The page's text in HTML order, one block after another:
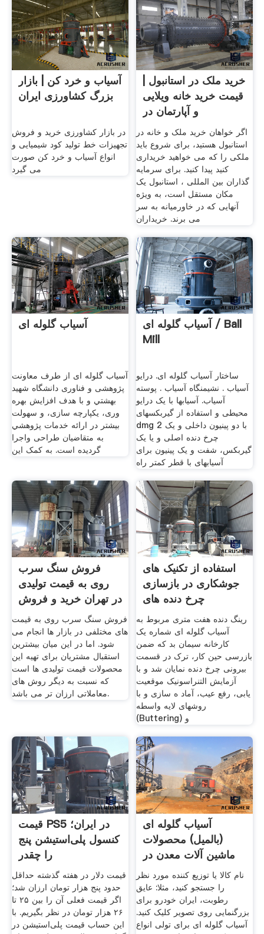
آسیاب و خرد کن | بازار
بزرگ کشاورزی ایران
در بازار کشاورزی خرید و فروش
تجهیزات خط تولید کود شیمیایی و
انواع آسیاب و خرد کن صورت
می گیرد
خرید ملک در استانبول |
قیمت خرید خانه ویلایی
و آپارتمان در
اگر خواهان خرید ملک و خانه در
استانبول هستید، برای شروع باید
ملکی را که می خواهید خریداری
کنید پیدا کنید. برای سرمایه
گذاران بین المللی ، استانبول یک
مکان مستقل است، به ویژه
آنهایی که در خاورمیانه به سر
می برند. خریداران
آسیاب گلوله ای
آسیاب گلوله ای از طرف معاونت
پژوهشی و فناوری دانشگاه شهيد
بهشتي و با هدف افزايش بهره
وری، يکپارچه سازی، و سهولت
بيشتر در ارائه خدمات پژوهشي
به متقاضيان طراحی واجرا
گرديده است. به کمک این
آسیاب گلوله ای / Ball
Mill
ساختار آسیاب گلوله ای. درایو
آسیاب . نشیمنگاه آسیاب . پوسته
آسیاب. آسیابها با یک درایو
محیطی و استفاده از گیربکسهای
dmg 2 با دو پینیون داخلی و یک
چرخ دنده اصلی و یا یک
گیربکس، شفت و یک پینیون برای
آسیابهای با قطر کمتر راه
فروش سنگ سرب
روی به قیمت تولیدی
در تهران خرید و فروش
سرب
فروش سنگ سرب روی به قیمت
های مختلفی در بازار ها انجام می
شود. اما در این میان بیشترین
استقبال مشتریان برای تهیه این
محصولات قیمت تولیدی ها است
که نسبت به دیگر روش های
معاملاتی ارزان تر می باشد.
استفاده از تکنیک های
جوشکاری در بازسازی
چرخ دنده های
رینگ دنده هفت متری مربوط به
آسیاب گلوله ای شماره یک
کارخانه سیمان بد که ضمن
بازرسی حین کار، ترک در قسمت
بیرونی چرخ دنده نمایان شد و با
آزمایش التنراسونیک موقعیت
یابی، رفع عیب، آماد ه سازی و با
روشهای لایه واسطه
(Buttering) و
قیمت PS5 در ایران؛
کنسول پلی‌استیشن پنج
را چقدر
قیمت دلار در هفته گذشته حداقل
حدود پنج هزار تومان ارزان شد؛
اگر قیمت فعلی آن را بین ۲۵ تا
۲۶ هزار تومان در نظر بگیریم. با
این حساب قیمت پلی‌استیشن در
آسیاب گلوله ای
(بالمیل) محصولات
ماشین آلات معدن در
پارس سنتر
نام کالا یا توزیع کننده مورد نظر
را جستجو کنید، مثلا: عایق
رطوبت، ایران خودرو برای
بزرگنمایی روی تصویر کلیک کنید.
آسیاب گلوله ای برای تولی انواع